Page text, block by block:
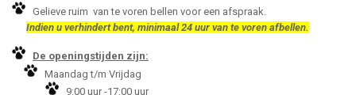
Gelieve ruim van te voren bellen voor een afspraak.
Indien u verhindert bent, minimaal 24 uur van te voren afbellen.
De openingstijden zijn:
Maandag t/m Vrijdag
9:00 uur -17:00 uur